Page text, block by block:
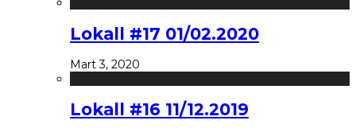
Lokall #17 01/02.2020
Mart 3, 2020
Lokall #16 11/12.2019